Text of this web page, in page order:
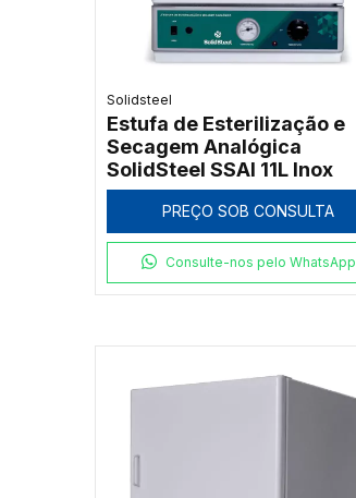
Solidsteel
Estufa de Esterilização e
Secagem Analógica
SolidSteel SSAI 11L Inox
PREÇO SOB CONSULTA
Consulte-nos pelo WhatsApp